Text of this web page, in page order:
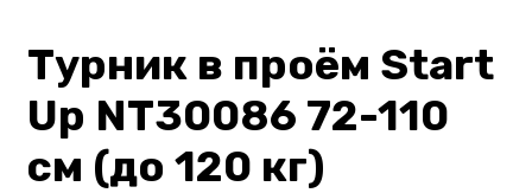
Турник в проём Start
Up NT30086 72-110
см (до 120 кг)